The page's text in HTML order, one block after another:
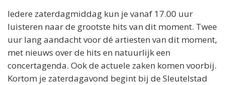
Iedere zaterdagmiddag kun je vanaf 17.00 uur
luisteren naar de grootste hits van dit moment. Twee
uur lang aandacht voor dé artiesten van dit moment,
met nieuws over de hits en natuurlijk een
concertagenda. Ook de actuele zaken komen voorbij.
Kortom je zaterdagavond begint bij de Sleutelstad